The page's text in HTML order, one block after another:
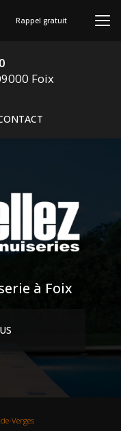
Foix
Rappel gratuit
à Foix
Verges